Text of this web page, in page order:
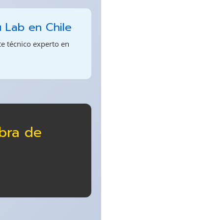
Lab en Chile
técnico experto en
de